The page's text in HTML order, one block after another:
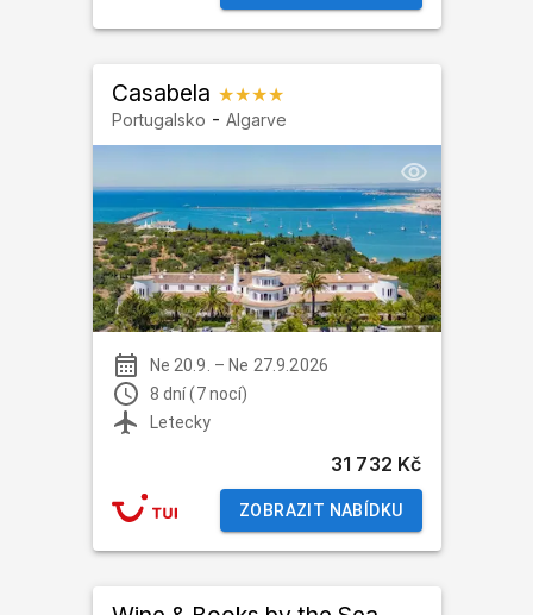
Casabela ★★★★
Portugalsko - Algarve
Ne 20.9. – Ne 27.9.2026
8 dní (7 nocí)
Letecky
31 732 Kč
ZOBRAZIT NABÍDKU